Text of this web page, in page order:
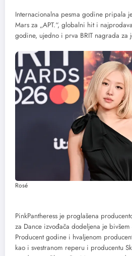
Internacionalna pesma godine pripala
Mars za „APT.“, globalni hit i
godine, ujedno i prva BRIT nagrada za
Rosé
PinkPantheress je proglašena
za Dance izvođača dodeljena je
Producent godine i hvaljenom
kao i svestranom reperu i producentu